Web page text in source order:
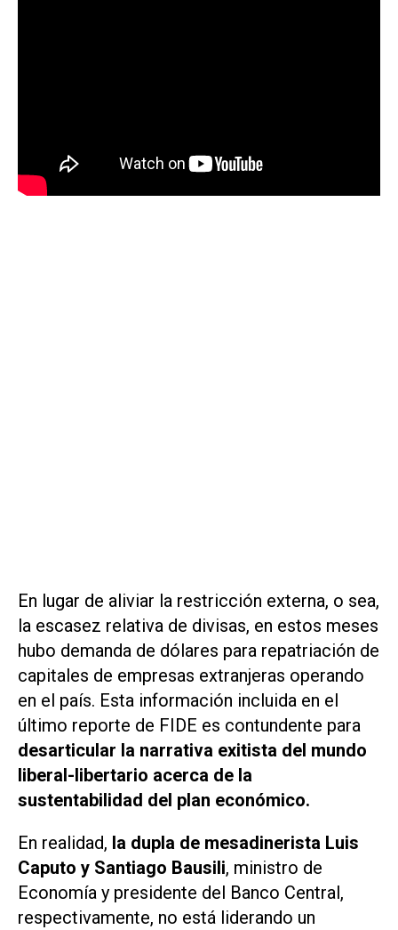
En lugar de aliviar la restricción externa, o sea,
la escasez relativa de divisas, en estos meses
hubo demanda de dólares para repatriación de
capitales de empresas extranjeras operando
en el país. Esta información incluida en el
último reporte de FIDE es contundente para
desarticular la narrativa exitista del mundo
liberal-libertario acerca de la
sustentabilidad del plan económico.
En realidad, la dupla de mesadinerista Luis
Caputo y Santiago Bausili, ministro de
Economía y presidente del Banco Central,
respectivamente, no está liderando un